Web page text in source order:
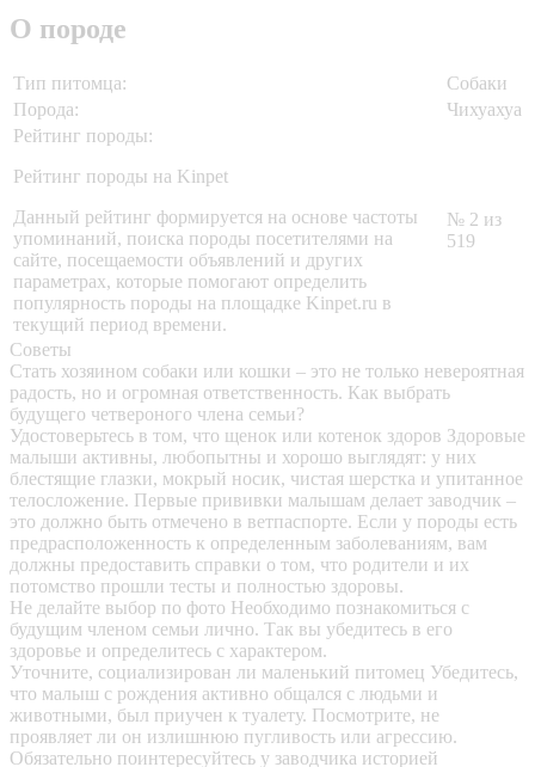
О породе
Тип питомца:
Собаки
Порода:
Чихуахуа
Рейтинг породы:
Рейтинг породы на Kinpet
Данный рейтинг формируется на основе частоты
упоминаний, поиска породы посетителями на
сайте, посещаемости объявлений и других
параметрах, которые помогают определить
популярность породы на площадке Kinpet.ru в
текущий период времени.
№ 2 из
519
Советы
Стать хозяином собаки или кошки – это не только невероятная
радость, но и огромная ответственность. Как выбрать
будущего четвероного члена семьи?
Удостоверьтесь в том, что щенок или котенок здоров Здоровые
малыши активны, любопытны и хорошо выглядят: у них
блестящие глазки, мокрый носик, чистая шерстка и упитанное
телосложение. Первые прививки малышам делает заводчик –
это должно быть отмечено в ветпаспорте. Если у породы есть
предрасположенность к определенным заболеваниям, вам
должны предоставить справки о том, что родители и их
потомство прошли тесты и полностью здоровы.
Не делайте выбор по фото Необходимо познакомиться с
будущим членом семьи лично. Так вы убедитесь в его
здоровье и определитесь с характером.
Уточните, социализирован ли маленький питомец Убедитесь,
что малыш с рождения активно общался с людьми и
животными, был приучен к туалету. Посмотрите, не
проявляет ли он излишнюю пугливость или агрессию.
Обязательно поинтересуйтесь у заводчика историей